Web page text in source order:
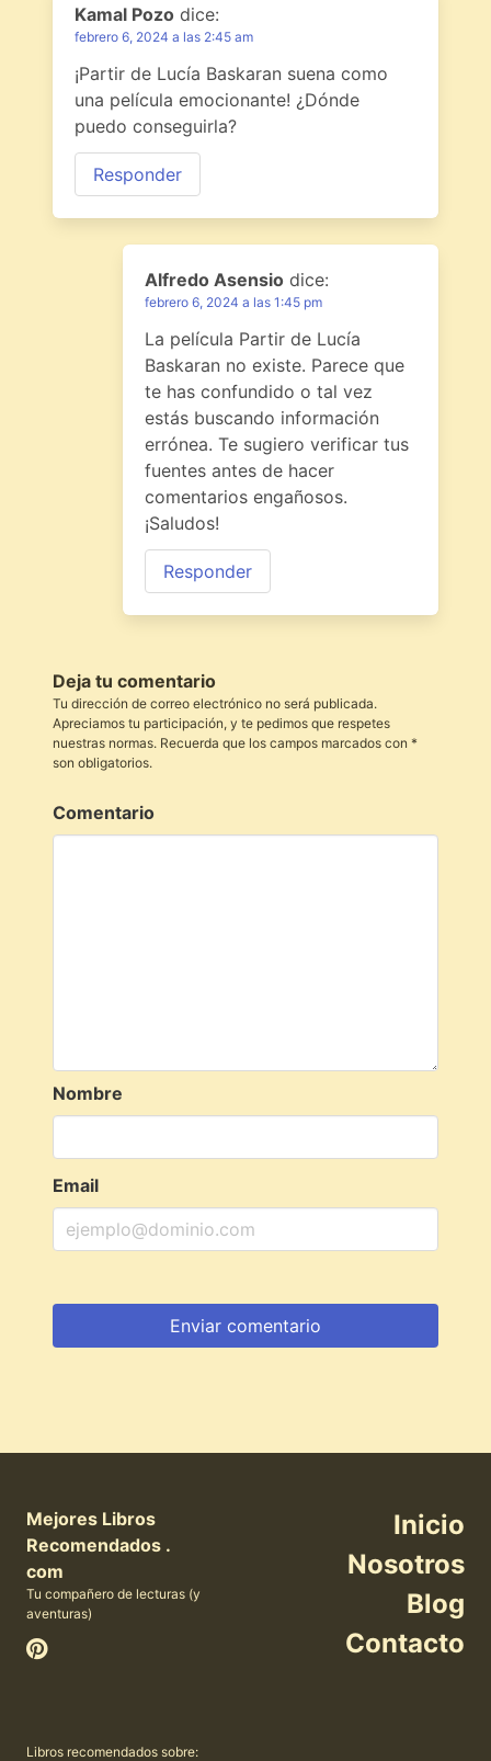
Kamal Pozo dice:
febrero 6, 2024 a las 2:45 am
¡Partir de Lucía Baskaran suena como
una película emocionante! ¿Dónde
puedo conseguirla?
Responder
Alfredo Asensio dice:
febrero 6, 2024 a las 1:45 pm
La película Partir de Lucía
Baskaran no existe. Parece que
te has confundido o tal vez
estás buscando información
errónea. Te sugiero verificar tus
fuentes antes de hacer
comentarios engañosos.
¡Saludos!
Responder
Deja tu comentario
Tu dirección de correo electrónico no será publicada.
Apreciamos tu participación, y te pedimos que respetes
nuestras normas. Recuerda que los campos marcados con *
son obligatorios.
Comentario
Nombre
Email
Mejores Libros
Recomendados .
com
Tu compañero de lecturas (y
aventuras)
Inicio
Nosotros
Blog
Contacto
Libros recomendados sobre: